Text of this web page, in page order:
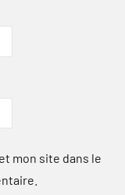
mon site dans le